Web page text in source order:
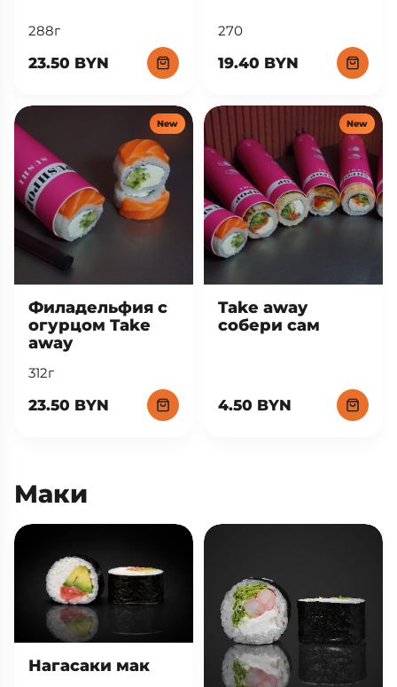
288г
23.50 BYN
270
19.40 BYN
New
Филадельфия с
огурцом Take
away
312г
23.50 BYN
New
Take away
собери сам
4.50 BYN
Маки
Нагасаки мак